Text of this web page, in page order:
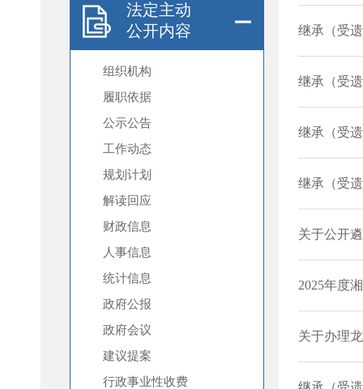
法定主动
公开内容
组织机构
履职依据
公示公告
工作动态
规划计划
解读回应
财政信息
人事信息
统计信息
政府公报
政府会议
建议提案
行政事业性收费